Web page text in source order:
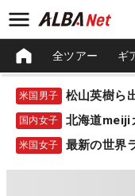
全ツアー ギ
米国男子
国内女子 北海道
米国女子 最新の世界